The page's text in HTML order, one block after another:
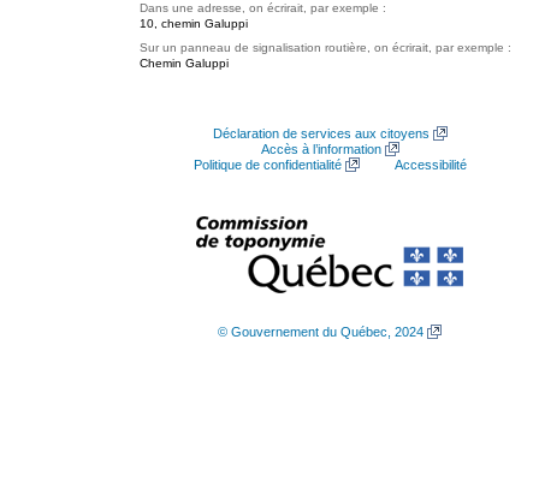
Dans une adresse, on écrirait, par exemple :
10, chemin Galuppi
Sur un panneau de signalisation routière, on écrirait, par exemple :
Chemin Galuppi
Déclaration de services aux citoyens
Accès à l’information
Politique de confidentialité
Accessibilité
© Gouvernement du Québec, 2024